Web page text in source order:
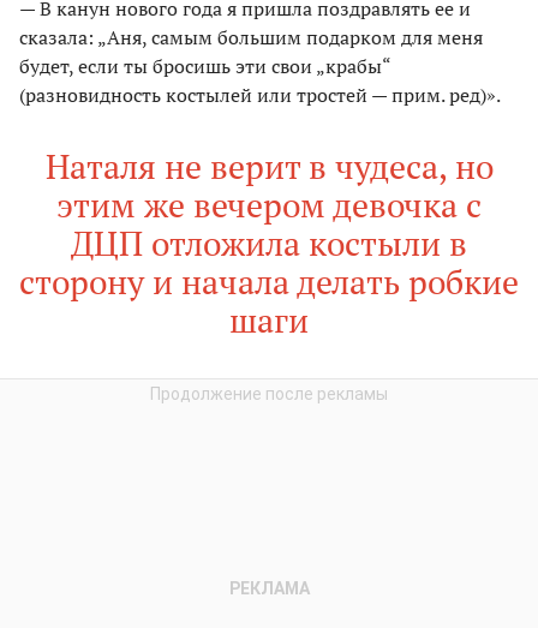
— В канун нового года я пришла поздравлять ее и
сказала: „Аня, самым большим подарком для меня
будет, если ты бросишь эти свои „крабы“
(разновидность костылей или тростей — прим. ред)».
Наталя не верит в чудеса, но
этим же вечером девочка с
ДЦП отложила костыли в
сторону и начала делать робкие
шаги